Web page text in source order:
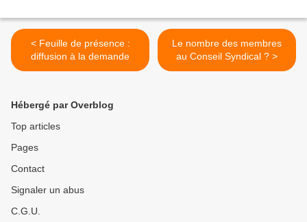
< Feuille de présence :
diffusion à la demande
Le nombre des membres
au Conseil Syndical ? >
Hébergé par Overblog
Top articles
Pages
Contact
Signaler un abus
C.G.U.